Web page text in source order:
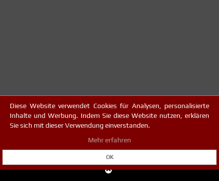
Diese Website verwendet Cookies für Analysen, personalisierte
Inhalte und Werbung. Indem Sie diese Website nutzen, erklären
Sie sich mit dieser Verwendung einverstanden.
Mehr erfahren
OK